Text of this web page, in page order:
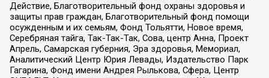
Действие, Благотворительный фонд охраны здоровья и
защиты прав граждан, Благотворительный фонд помощи
осужденным и их семьям, Фонд Тольятти, Новое время,
Серебряная тайга, Так-Так-Так, Сова, центр Анна, Проект
Апрель, Самарская губерния, Эра здоровья, Мемориал,
Аналитический Центр Юрия Левады, Издательство Парк
Гагарина, Фонд имени Андрея Рылькова, Сфера, Центр